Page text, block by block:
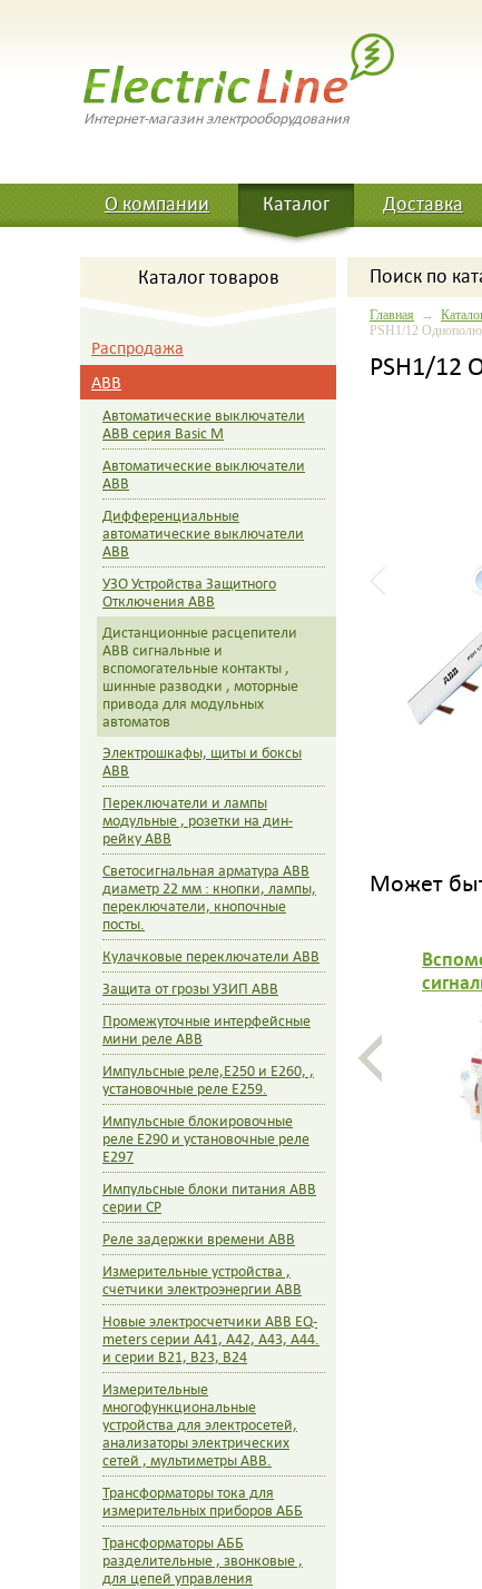
Интернет-магазин электрооборудования
О компании Каталог Доставка
Каталог товаров
Распродажа
ABB
Автоматические выключатели
ABB серия Basic M
Автоматические выключатели
ABB
Дифференциальные
автоматические выключатели
ABB
УЗО Устройства Защитного
Отключения ABB
Дистанционные расцепители
ABB сигнальные и
вспомогательные контакты ,
шинные разводки , моторные
привода для модульных
автоматов
Электрошкафы, щиты и боксы
ABB
Переключатели и лампы
модульные , розетки на дин-
рейку ABB
Светосигнальная арматура ABB
диаметр 22 мм : кнопки, лампы,
переключатели, кнопочные
посты.
Кулачковые переключатели ABB
Защита от грозы УЗИП ABB
Промежуточные интерфейсные
мини реле ABB
Импульсные реле,E250 и E260, ,
установочные реле E259.
Импульсные блокировочные
реле E290 и установочные реле
E297
Импульсные блоки питания ABB
серии CP
Реле задержки времени ABB
Измерительные устройства ,
счетчики электроэнергии ABB
Новые электросчетчики ABB EQ-
meters серии А41, A42, A43, A44.
и серии B21, B23, B24
Измерительные
многофункциональные
устройства для электросетей,
анализаторы электрических
сетей , мультиметры ABB.
Трансформаторы тока для
измерительных приборов АББ
Трансформаторы АББ
разделительные , звонковые ,
для цепей управления
Поиск по
Главная →
PSH1/12
PSH1/12
Может